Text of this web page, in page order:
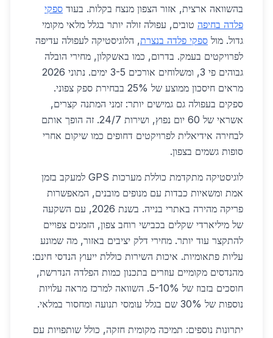
בהשוואה ארצית, אזור הצפון מנצח בקלות. בעוד ספקי
פלדה בחיפה טובים, עפולה זולה יותר בגלל מלאי מקומי
גדול. מול ספקי פלדה בנצרת, הלוגיסטיקה לעפולה עדיפה
לפרויקטים בעמק. בדרום, כמו באשקלון, מחירי הובלה
גבוהים פי 3, ומשלוחים אורכים 3-5 ימים. נתוני 2026
מראים חיסכון ממוצע של 25% בבחירת ספק צפוני.
ספקים בעפולה גם גמישים יותר: זמני המתנה קצרים,
אשראי של 60 יום נפוץ, ושירות 24/7. זה הופך אותם
לבחירה אידיאלית לפרויקטים דחופים כמו שיקום אחרי
סופות גשמים בצפון.
לוגיסטיקה מתקדמת כוללת מערכות GPS למעקב בזמן
אמת ומשאיות כבדות עם מנופים מובנים, המאפשרות
פריקה מהירה באתרי בנייה. בשנת 2026, עם השקעה
של מיליארדי שקלים בכבישי רוחב צפון, הזמנים צפויים
להתקצר עוד יותר. מחירי דלק יציבים באזור, מה שמונע
עליות פתאומיות. איכות השירות כוללת ייעוץ הנדסי חינם:
מהנדסים מקומיים עוזרים בתכנון כמות הפלדה הנדרשת,
חוסכים בזבוז של 5-10%. השוואה למרכז מראה עלויות
נוספות של 30% שם בגלל עומסי תנועה ומחסור במלאי.
יתרונות נוספים: תמיכה מקומית חזקה, כולל שותפויות עם